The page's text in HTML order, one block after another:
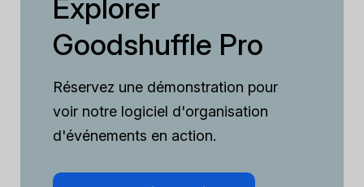
Explorer
Goodshuffle Pro
Réservez une démonstration pour
voir notre logiciel d'organisation
d'événements en action.